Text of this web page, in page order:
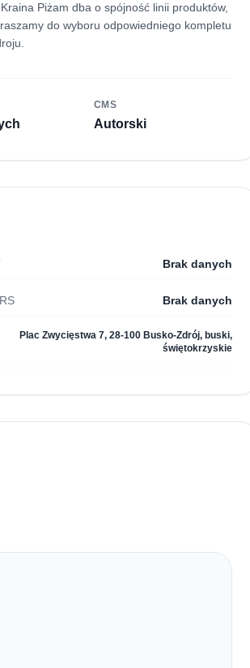
Piżam dba o spójność linii produktów,
do wyboru odpowiedniego kompletu
CMS
Autorski
Brak danych
Brak danych
Plac Zwycięstwa 7, 28-100 Busko-Zdrój, buski,
świętokrzyskie